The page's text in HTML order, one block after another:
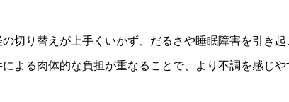
切り替えが上手くいかず、だるさや睡眠障害を引き起
よる肉体的な負担が重なることで、より不調を感じや